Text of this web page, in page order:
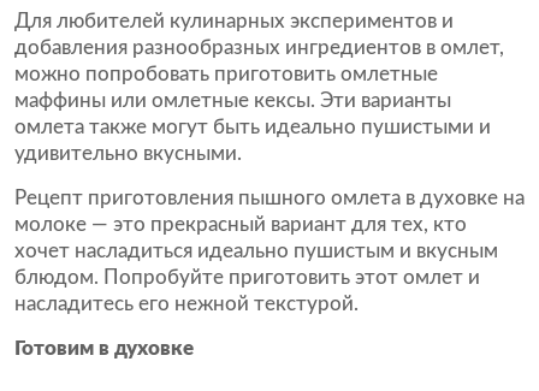
Для любителей кулинарных экспериментов и
добавления разнообразных ингредиентов в омлет,
можно попробовать приготовить омлетные
маффины или омлетные кексы. Эти варианты
омлета также могут быть идеально пушистыми и
удивительно вкусными.
Рецепт приготовления пышного омлета в духовке на
молоке — это прекрасный вариант для тех, кто
хочет насладиться идеально пушистым и вкусным
блюдом. Попробуйте приготовить этот омлет и
насладитесь его нежной текстурой.
Готовим в духовке